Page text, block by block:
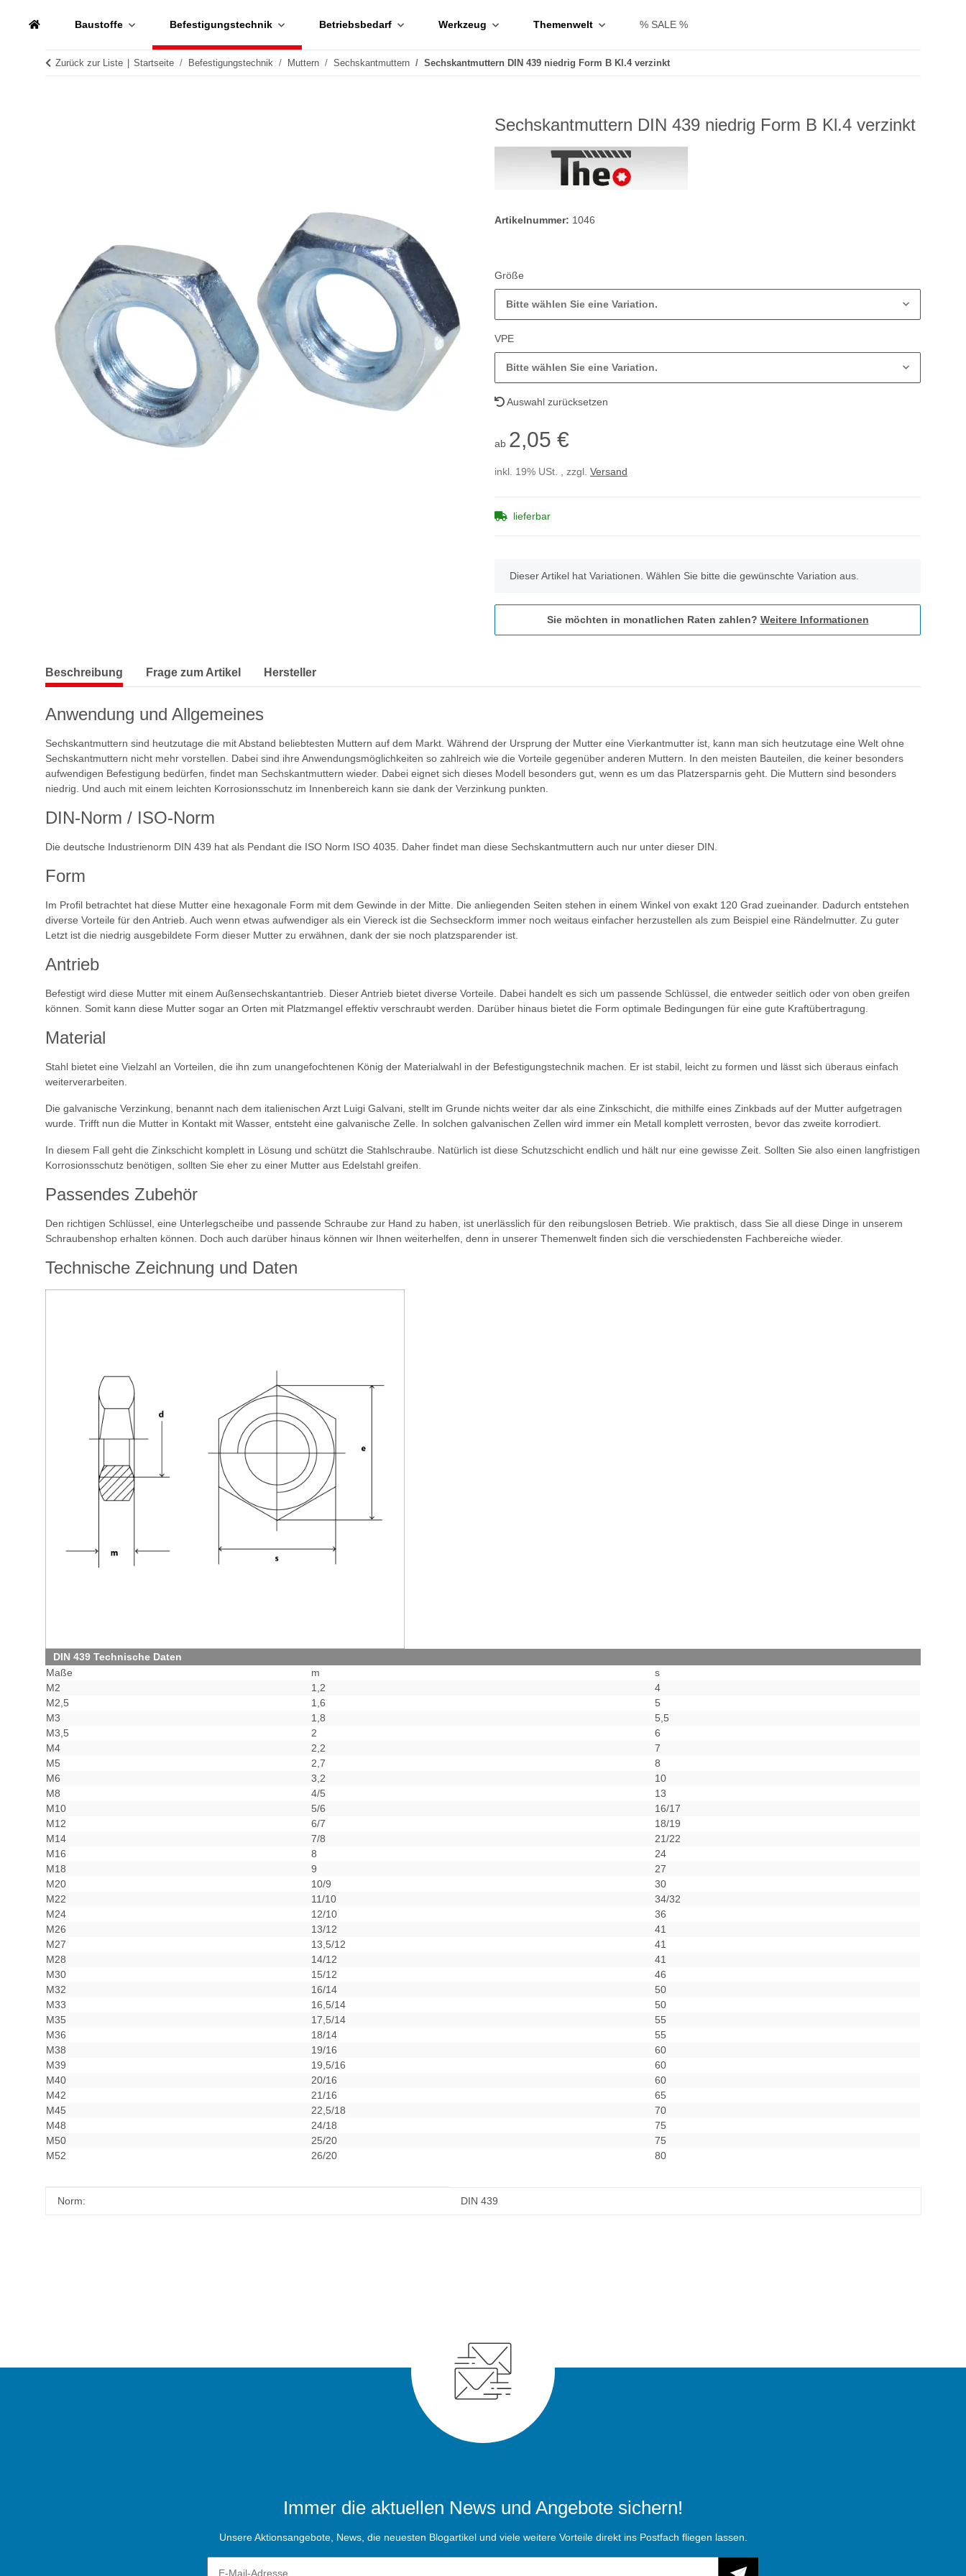
Baustoffe Befestigungstechnik Betriebsbedarf Werkzeug Themenwelt % SALE %
Zurück zur Liste Startseite Befestigungstechnik Muttern Sechskantmuttern Sechskantmuttern DIN 439 niedrig Form B Kl.4 verzinkt
Sechskantmuttern DIN 439 niedrig Form B Kl.4 verzinkt
Artikelnummer: 1046
Größe
Bitte wählen Sie eine Variation.
VPE
Bitte wählen Sie eine Variation.
Auswahl zurücksetzen
ab 2,05 €
inkl. 19% USt. , zzgl. Versand
lieferbar
x
Dieser Artikel hat Variationen. Wählen Sie bitte die gewünschte Variation aus.
Sie möchten in monatlichen Raten zahlen? Weitere Informationen
Beschreibung Frage zum Artikel Hersteller
Anwendung und Allgemeines
Sechskantmuttern sind heutzutage die mit Abstand beliebtesten Muttern auf dem Markt. Während der Ursprung der Mutter eine Vierkantmutter ist, kann man sich heutzutage eine Welt ohne
Sechskantmuttern nicht mehr vorstellen. Dabei sind ihre Anwendungsmöglichkeiten so zahlreich wie die Vorteile gegenüber anderen Muttern. In den meisten Bauteilen, die keiner besonders
aufwendigen Befestigung bedürfen, findet man Sechskantmuttern wieder. Dabei eignet sich dieses Modell besonders gut, wenn es um das Platzersparnis geht. Die Muttern sind besonders
niedrig. Und auch mit einem leichten Korrosionsschutz im Innenbereich kann sie dank der Verzinkung punkten.
DIN-Norm / ISO-Norm
Die deutsche Industrienorm DIN 439 hat als Pendant die ISO Norm ISO 4035. Daher findet man diese Sechskantmuttern auch nur unter dieser DIN.
Form
Im Profil betrachtet hat diese Mutter eine hexagonale Form mit dem Gewinde in der Mitte. Die anliegenden Seiten stehen in einem Winkel von exakt 120 Grad zueinander. Dadurch entstehen
diverse Vorteile für den Antrieb. Auch wenn etwas aufwendiger als ein Viereck ist die Sechseckform immer noch weitaus einfacher herzustellen als zum Beispiel eine Rändelmutter. Zu guter
Letzt ist die niedrig ausgebildete Form dieser Mutter zu erwähnen, dank der sie noch platzsparender ist.
Antrieb
Befestigt wird diese Mutter mit einem Außensechskantantrieb. Dieser Antrieb bietet diverse Vorteile. Dabei handelt es sich um passende Schlüssel, die entweder seitlich oder von oben greifen
können. Somit kann diese Mutter sogar an Orten mit Platzmangel effektiv verschraubt werden. Darüber hinaus bietet die Form optimale Bedingungen für eine gute Kraftübertragung.
Material
Stahl bietet eine Vielzahl an Vorteilen, die ihn zum unangefochtenen König der Materialwahl in der Befestigungstechnik machen. Er ist stabil, leicht zu formen und lässt sich überaus einfach
weiterverarbeiten.
Die galvanische Verzinkung, benannt nach dem italienischen Arzt Luigi Galvani, stellt im Grunde nichts weiter dar als eine Zinkschicht, die mithilfe eines Zinkbads auf der Mutter aufgetragen
wurde. Trifft nun die Mutter in Kontakt mit Wasser, entsteht eine galvanische Zelle. In solchen galvanischen Zellen wird immer ein Metall komplett verrosten, bevor das zweite korrodiert.
In diesem Fall geht die Zinkschicht komplett in Lösung und schützt die Stahlschraube. Natürlich ist diese Schutzschicht endlich und hält nur eine gewisse Zeit. Sollten Sie also einen langfristigen
Korrosionsschutz benötigen, sollten Sie eher zu einer Mutter aus Edelstahl greifen.
Passendes Zubehör
Den richtigen Schlüssel, eine Unterlegscheibe und passende Schraube zur Hand zu haben, ist unerlässlich für den reibungslosen Betrieb. Wie praktisch, dass Sie all diese Dinge in unserem
Schraubenshop erhalten können. Doch auch darüber hinaus können wir Ihnen weiterhelfen, denn in unserer Themenwelt finden sich die verschiedensten Fachbereiche wieder.
Technische Zeichnung und Daten
DIN 439 Technische Daten
Maße
m
s
M2
1,2
4
M2,5
1,6
5
M3
1,8
5,5
M3,5
2
6
M4
2,2
7
M5
2,7
8
M6
3,2
10
M8
4/5
13
M10
5/6
16/17
M12
6/7
18/19
M14
7/8
21/22
M16
8
24
M18
9
27
M20
10/9
30
M22
11/10
34/32
M24
12/10
36
M26
13/12
41
M27
13,5/12
41
M28
14/12
41
M30
15/12
46
M32
16/14
50
M33
16,5/14
50
M35
17,5/14
55
M36
18/14
55
M38
19/16
60
M39
19,5/16
60
M40
20/16
60
M42
21/16
65
M45
22,5/18
70
M48
24/18
75
M50
25/20
75
M52
26/20 80
Produkteigenschaft
Wert
Norm: DIN 439
Immer die aktuellen News und Angebote sichern!
Unsere Aktionsangebote, News, die neuesten Blogartikel und viele weitere Vorteile direkt ins Postfach fliegen lassen.